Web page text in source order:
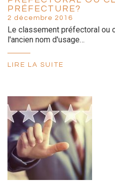
PRÉFECTURE?
2 décembre 2016
Le classement préfectoral ou
l'ancien nom d'usage…
LIRE LA SUITE